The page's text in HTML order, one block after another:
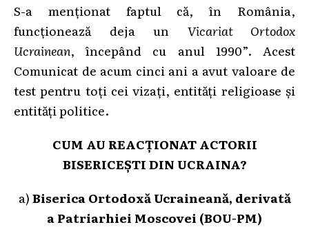
S-a menționat faptul că, în România,
funcționează deja un Vicariat Ortodox
Ucrainean, începând cu anul 1990”. Acest
Comunicat de acum cinci ani a avut valoare de
test pentru toți cei vizați, entități religioase și
entități politice.
CUM AU REACȚIONAT ACTORII
BISERICEȘTI DIN UCRAINA?
a)Biserica Ortodoxă Ucraineană, derivată
a Patriarhiei Moscovei (BOU-PM)